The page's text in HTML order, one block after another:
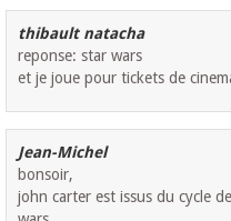
thibault natacha
reponse: star wars
et je joue pour tickets de
Jean-Michel
bonsoir,
john carter est issus du cycle